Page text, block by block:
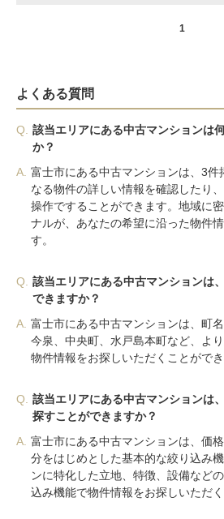
1
よくある質問
Q.
該当エリアにある中古マンションは
か？
A. 富士市にある中古マンションは、3件
なる物件の詳しい情報を確認したり
操作ですることができます。地域に
ナルが、あなたの希望に沿った物件
す。
Q.
該当エリアにある中古マンションは
できますか？
A. 富士市にある中古マンションは、町
今泉、中央町、水戸島本町など、よ
物件情報をお探しいただくことができ
Q.
該当エリアにある中古マンションは
探すことができますか？
A. 富士市にある中古マンションは、価
分をはじめとした基本的な絞り込み
ンに特化した立地、特徴、設備など
込み機能で物件情報をお探しいただく